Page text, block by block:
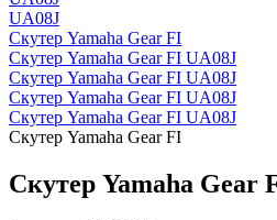
UA08J
Скутер Yamaha Gear FI
Скутер Yamaha Gear FI UA08J
Скутер Yamaha Gear FI UA08J
Скутер Yamaha Gear FI UA08J
Скутер Yamaha Gear FI UA08J
Скутер Yamaha Gear FI
Скутер Yamaha Gear